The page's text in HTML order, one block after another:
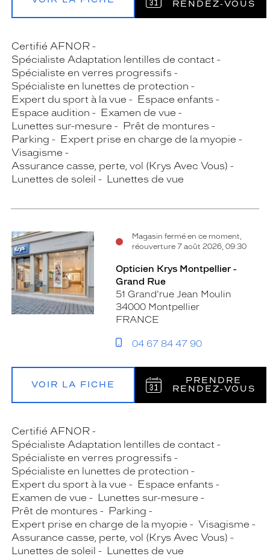
RENDEZ‑VOUS
Certifié AFNOR
Spécialiste Adaptation lentilles de contact
Spécialiste en verres progressifs
Spécialiste en lunettes de protection
Expert du sport à la vue
Espace enfants
Espace audition
Examen de vue
Lunettes sur-mesure
Prêt de montures
Parking
Expert prise en charge de la myopie
Visagisme
Assurance casse, perte, vol (Krys Avec Vous)
Lunettes de soleil
Lunettes de vue
Magasin fermé en ce moment,
réouverture 7 août 2026, 09:30
Opticien Krys Montpellier -
Grand Rue
51 Grand'rue Jean Moulin
34000 Montpellier
FRANCE
04 67 84 47 90
VOIR LA FICHE
PRENDRE
RENDEZ‑VOUS
Certifié AFNOR
Spécialiste Adaptation lentilles de contact
Spécialiste en verres progressifs
Spécialiste en lunettes de protection
Expert du sport à la vue
Espace enfants
Examen de vue
Lunettes sur-mesure
Prêt de montures
Parking
Expert prise en charge de la myopie
Visagisme
Assurance casse, perte, vol (Krys Avec Vous)
Lunettes de soleil
Lunettes de vue